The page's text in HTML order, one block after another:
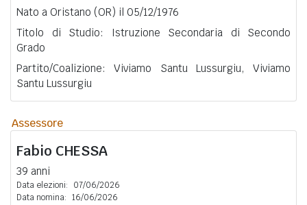
Nato a Oristano (OR) il 05/12/1976
Titolo di Studio: Istruzione Secondaria di Secondo
Grado
Partito/Coalizione: Viviamo Santu Lussurgiu, Viviamo
Santu Lussurgiu
Assessore
Fabio CHESSA
39 anni
Data elezioni:
07/06/2026
Data nomina: 16/06/2026